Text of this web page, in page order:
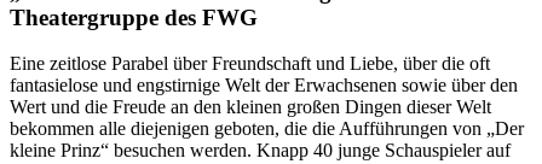
Theatergruppe des FWG
Eine zeitlose Parabel über Freundschaft und Liebe, über die oft
fantasielose und engstirnige Welt der Erwachsenen sowie über den
Wert und die Freude an den kleinen großen Dingen dieser Welt
bekommen alle diejenigen geboten, die die Aufführungen von „Der
kleine Prinz“ besuchen werden. Knapp 40 junge Schauspieler auf